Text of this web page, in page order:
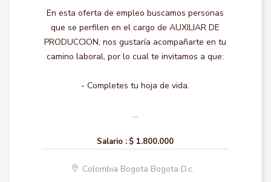
En esta oferta de empleo buscamos personas
que se perfilen en el cargo de AUXILIAR DE
PRODUCCION, nos gustaría acompañarte en tu
camino laboral, por lo cual te invitamos a que:
- Completes tu hoja de vida.
...
Salario : $ 1.800.000
Colombia Bogota Bogota D.c.